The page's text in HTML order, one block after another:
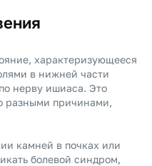
характеризующееся
в нижней части
нерву ишиаса. Это
разными причинами,
камней в почках или
болевой синдром,